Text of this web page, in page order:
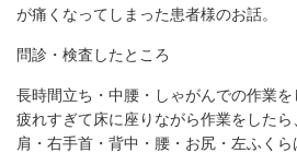
が痛くなってしまった患者様のお話。
問診・検査したところ
長時間立ち・中腰・しゃがんでの作業
疲れすぎて床に座りながら作業をしたら
肩・右手首・背中・腰・お尻・左ふく